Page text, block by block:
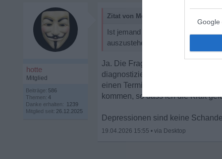
Google
hotte
Mitglied
Beiträge: 586
Themen: 4
Danke erhalten: 1239
Mitglied seit: 26.12.2025
Zitat von Mohnblume_:
Ist jemand von euch in eine echte
auszustehen, schaffe es nicht
Ja. Die Frage ist ob die
diagnostiziert und auch für
einen Termin bei einem
kommen, so dass ich die Kraft
Depressionen sind keine
19.04.2026 15:55 •